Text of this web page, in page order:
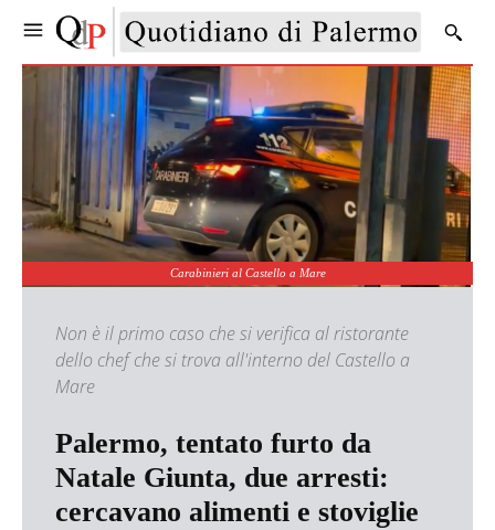
Carabinieri al Castello a Mare
Non è il primo caso che si verifica al ristorante
dello chef che si trova all'interno del Castello a
Mare
Palermo, tentato furto da
Natale Giunta, due arresti:
cercavano alimenti e stoviglie